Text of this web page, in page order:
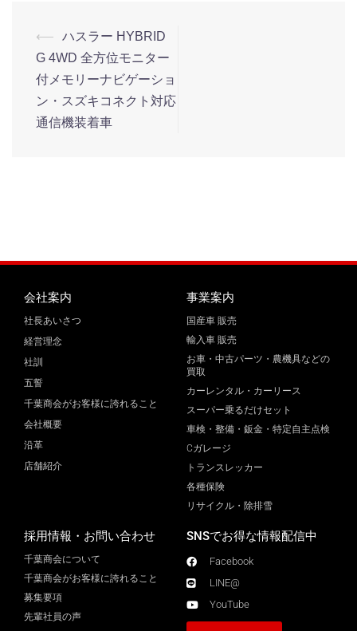
⟵
ハスラー HYBRID
G 4WD 全方位モニター
付メモリーナビゲーショ
ン・スズキコネクト対応
通信機装着車
会社案内
社長あいさつ
経営理念
社訓
五誓
千葉商会がお客様に誇れること
会社概要
沿革
店舗紹介
事業案内
国産車 販売
輸入車 販売
お車・中古パーツ・農機具などの
買取
カーレンタル・カーリース
スーパー乗るだけセット
車検・整備・鈑金・特定自主点検
Cガレージ
トランスレッカー
各種保険
リサイクル・除排雪
採用情報・お問い合わせ
千葉商会について
千葉商会がお客様に誇れること​
募集要項
先輩社員の声
SNSでお得な情報配信中
Facebook
LINE@
YouTube